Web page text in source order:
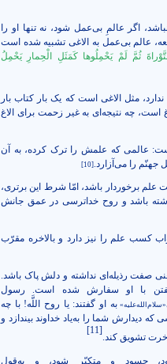
اگر عالمِ بی‌عمل شود، نه تنها او را
عالم بی‌عمل به الاغی تشبیه شده است
ثُمَّ لَمْ يَحْمِلُوها كَمَثَلِ الْحِمارِ يَحْمِلُ
ندارد، مثل الاغی است که یک بار کتاب بار
چه نتیجه‌ای به غیر زحمت برای الاغ
عالمی که علمش را ترک کرده، به آن
جهنّم را می‌آزارد. [10]
برخوردار باشد، امّا شرط این برتری،
باشد و روح خداترسی در عمق جانش
کسب علم را نیز دارد و بالاخره مقرّب
صفت رذیله‌ای نداشته و دلش پاک باشد.
با او سفارش شده است. رسول
«سلام‌الله‌علیه»به او گفتند: يا روح اللَّه! با چه
شما را به‌ياد خداوند بیندازد و
تشويق كند.
[11]
حسود و متکبّر شود، و به‌قول